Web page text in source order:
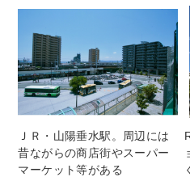
ＪＲ・山陽垂水駅。周辺には
昔ながらの商店街やスーパー
マーケット等がある